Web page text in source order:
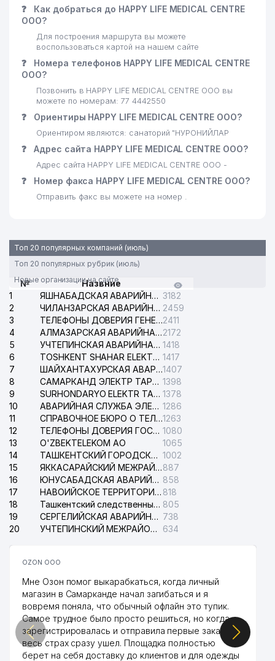
❓
Как добраться до HAPPY LIFE MEDICAL CENTRE
ООО?
Для построения маршрута вы можете
воспользоваться картой на нашем сайте
❓
Номера телефонов HAPPY LIFE MEDICAL CENTRE
ООО?
Позвонить в HAPPY LIFE MEDICAL CENTRE ООО вы
можете по номерам: 77 4442550
❓ Ориентиры HAPPY LIFE MEDICAL CENTRE ООО?
Ориентиром являются: санаторий "НУРОНИЙЛАР
❓ Адрес сайта HAPPY LIFE MEDICAL CENTRE ООО?
Адрес сайта HAPPY LIFE MEDICAL CENTRE ООО -
❓ Номер факса HAPPY LIFE MEDICAL CENTRE ООО?
Отправить факс вы можете на номер .
Топ 20 популярных компаний (июль)
Топ 20 популярных рубрик (июль)
Новые организации на сайте
№
Назвние
1
ЯШНАБАДСКАЯ АВАРИЙНАЯ СЛУЖБА ЭЛЕКТРОСЕТИ 3182
2
ЧИЛАНЗАРСКАЯ АВАРИЙНАЯ СЛУЖБА ЭЛЕКТРОСЕТИ 2459
3
ТЕЛЕФОНЫ ДОВЕРИЯ ГЕНЕРАЛЬНОЙ ПРОКУРАТУРЫ РЕСПУБЛИКИ УЗБЕКИСТАН2411
4
АЛМАЗАРСКАЯ АВАРИЙНАЯ СЛУЖБА ЭЛЕКТРОСЕТИ2172
5
УЧТЕПИНСКАЯ АВАРИЙНАЯ СЛУЖБА ЭЛЕКТРОСЕТИ 1418
6
TOSHKENT SHAHAR ELEKTR TARMOQLARI KORXONASI АО 1417
7
ШАЙХАНТАХУРСКАЯ АВАРИЙНАЯ СЛУЖБА ЭЛЕКТРОСЕТИ1407
8
САМАРКАНД ЭЛЕКТР ТАРМОКЛАРИ АО 1398
9
SURHONDARYO ELEKTR TARMOKLARI АО 1378
10
АВАРИЙНАЯ СЛУЖБА ЭЛЕКТРОСЕТИ ТАШКЕНТСКОГО РАЙОНА 1286
11
СПРАВОЧНОЕ БЮРО О ТЕЛЕФОНАХ ОРГАНИЗАЦИЙ г. ТАШКЕНТА1263
12
ТЕЛЕФОНЫ ДОВЕРИЯ ГОСУДАРСТВЕННОГО ЦЕНТРА ТЕСТИРОВАНИЯ 1080
13
O'ZBEKTELEKOM АО
1065
14
ТАШКЕНТСКИЙ ГОРОДСКОЙ СУД ПО ГРАЖДАНСКИМ ДЕЛАМ 1002
15
ЯККАСАРАЙСКИЙ МЕЖРАЙОННЫЙ СУД ПО ГРАЖДАНСКИМ ДЕЛАМ887
16
ЮНУСАБАДСКАЯ АВАРИЙНАЯ СЛУЖБА ЭЛЕКТРОСЕТИ 858
17
НАВОИЙСКОЕ ТЕРРИТОРИАЛЬНОЕ ПРЕДПРИЯТИЕ ЭЛЕКТРОСЕТИ АО 818
18
Ташкентский следственный изолятор 805
19
СЕРГЕЛИЙСКАЯ АВАРИЙНАЯ СЛУЖБА ЭЛЕКТРОСЕТИ 738
20
УЧТЕПИНСКИЙ МЕЖРАЙОННЫЙ СУД ПО ГРАЖДАНСКИМ ДЕЛАМ 634
OZON ООО
Мне Озон помог выкарабкаться, когда личный
магазин в Самарканде начал загибаться и я
вовремя поняла, что обычный офлайн это тупик.
Самое трудное было просто решиться, но когда
зарегистрировалась и отправила первые заказы,
весь страх сразу ушел. Площадка полностью
берет на себя доставку до клиентов и для одежды